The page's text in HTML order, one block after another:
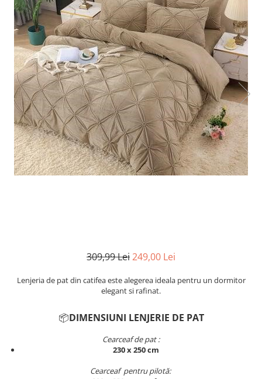
Cearceaf cu elastic
Cearceaf normal
Lenjerii De Pat Creponate
Lenjerii De Pat Bumbac Poplin 2
Persoane
Lenjerii De Pat Bumbac Poplin,
Matlasate, 2 Persoane
Lenjerii De Pat Bumbac Satinat 2
Persoane
Lenjerii De Pat Volanase
Lenjerii De Pat, Finet Premium 3D,
2 Persoane
Artificiala De Iepure, 6 Piese, 2
Set Lenjerie Pat Blanita Iepure, 6
Piese, Cu Pilota Inclusa
Set Lenjerie De Pat, 7 Piese, Cu
Pilota / Cuvertura Inclusa
Set Lenjerie De Pat Jacquard Regal,
11 Piese, Cuvertura Inclusa
309,99 Lei249,00 Lei
Lenjeria de pat din catifea este alegerea ideala pentru un dormitor
elegant si rafinat.
📦DIMENSIUNI LENJERIE DE PAT
Cearceaf de pat :
230 x 250 cm
Cearceaf pentru pilotă: